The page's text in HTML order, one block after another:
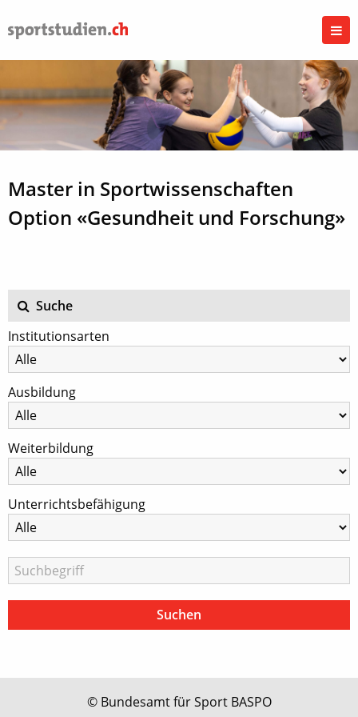
Master in Sportwissenschaften
Option «Gesundheit und Forschung»
Suche
Institutionsarten
Ausbildung
Weiterbildung
Unterrichtsbefähigung
© Bundesamt für Sport BASPO